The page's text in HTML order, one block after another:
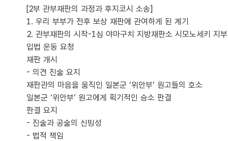
[2부 관부재판의 과정과 후지코시 소송]
1. 우리 부부가 전후 보상 재판에 관여하게 된 계기
2. 관부재판의 시작-1심 야마구치 지방재판소 시모노세키 지부
입법 운동 요청
재판 개시
- 의견 진술 요지
재판관의 마음을 움직인 일본군 ‘위안부’ 원고들의 호소
일본군 ‘위안부’ 원고에게 획기적인 승소 판결
판결 요지
- 진술과 공술의 신빙성
- 법적 책임